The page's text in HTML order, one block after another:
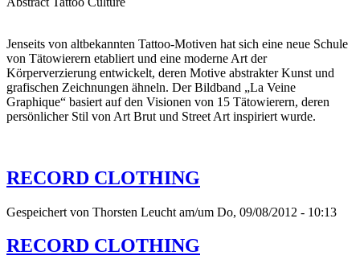
Jenseits von altbekannten Tattoo-Motiven hat sich eine neue Schule
von Tätowierern etabliert und eine moderne Art der
Körperverzierung entwickelt, deren Motive abstrakter Kunst und
grafischen Zeichnungen ähneln. Der Bildband „La Veine
Graphique“ basiert auf den Visionen von 15 Tätowierern, deren
persönlicher Stil von Art Brut und Street Art inspiriert wurde.
RECORD CLOTHING
Gespeichert von Thorsten Leucht am/um Do, 09/08/2012 - 10:13
RECORD CLOTHING